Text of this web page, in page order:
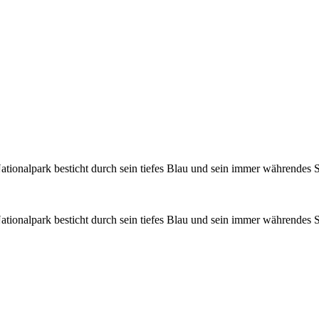
besticht durch sein tiefes Blau und sein immer währendes
besticht durch sein tiefes Blau und sein immer währendes